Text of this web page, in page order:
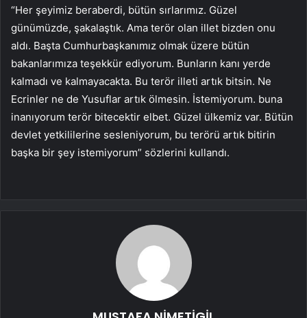
“Her şeyimiz beraberdi, bütün sırlarımız. Güzel
günümüzde, şakalaştık. Ama terör olan illet bizden onu
aldı. Başta Cumhurbaşkanımız olmak üzere bütün
bakanlarımıza teşekkür ediyorum. Bunların kanı yerde
kalmadı ve kalmayacakta. Bu terör illeti artık bitsin. Ne
Ecrinler ne de Yusuflar artık ölmesin. İstemiyorum. buna
inanıyorum terör bitecektir elbet. Güzel ülkemiz var. Bütün
devlet yetkililerine sesleniyorum, bu terörü artık bitirin
başka bir şey istemiyorum” sözlerini kullandı.